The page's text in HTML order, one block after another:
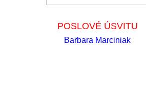
POSLOVÉ ÚSVITU
Barbara Marciniak